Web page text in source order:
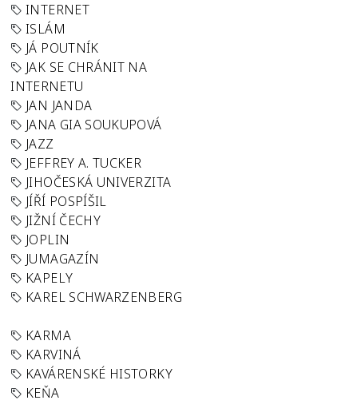
INTERNET
ISLÁM
JÁ POUTNÍK
JAK SE CHRÁNIT NA
INTERNETU
JAN JANDA
JANA GIA SOUKUPOVÁ
JAZZ
JEFFREY A. TUCKER
JIHOČESKÁ UNIVERZITA
JÍŘÍ POSPÍŠIL
JIŽNÍ ČECHY
JOPLIN
JUMAGAZÍN
KAPELY
KAREL SCHWARZENBERG
KARMA
KARVINÁ
KAVÁRENSKÉ HISTORKY
KEŇA